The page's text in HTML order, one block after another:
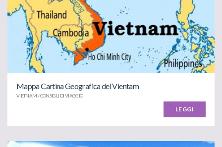
Mappa Cartina Geografica del Vientam
VIETNAM / CONSIGLI DI VIAGGIO
LEGGI